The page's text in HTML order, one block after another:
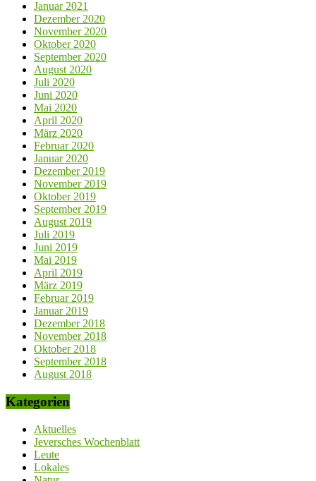
Januar 2021
Dezember 2020
November 2020
Oktober 2020
September 2020
August 2020
Juli 2020
Juni 2020
Mai 2020
April 2020
März 2020
Februar 2020
Januar 2020
Dezember 2019
November 2019
Oktober 2019
September 2019
August 2019
Juli 2019
Juni 2019
Mai 2019
April 2019
März 2019
Februar 2019
Januar 2019
Dezember 2018
November 2018
Oktober 2018
September 2018
August 2018
Kategorien
Aktuelles
Jeversches Wochenblatt
Leute
Lokales